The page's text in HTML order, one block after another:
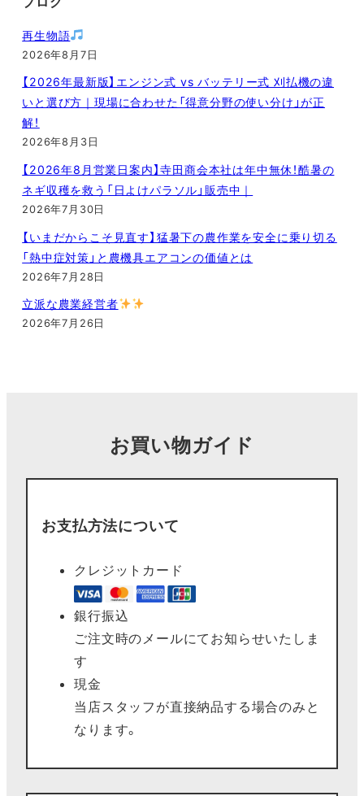
再生物語
2026年8月7日
【2026年最新版】エンジン式 vs バッテリー式 刈払機の違
いと選び方｜現場に合わせた「得意分野の使い分け」が正
解！
2026年8月3日
【2026年8月営業日案内】寺田商会本社は年中無休！酷暑の
ネギ収穫を救う「日よけパラソル」販売中｜
2026年7月30日
【いまだからこそ見直す】猛暑下の農作業を安全に乗り切る
「熱中症対策」と農機具エアコンの価値とは
2026年7月28日
立派な農業経営者
2026年7月26日
お買い物ガイド
お支払方法について
クレジットカード
銀行振込
ご注文時のメールにてお知らせいたしま
す
現金
当店スタッフが直接納品する場合のみと
なります。